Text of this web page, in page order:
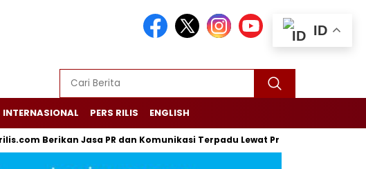
INTERNASIONAL PERS RILIS ENGLISH
Jasa PR dan Komunikasi Terpadu Lewat Press Release
ID